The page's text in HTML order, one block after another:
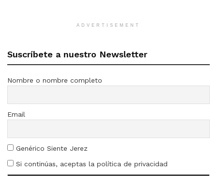
ADVERTISEMENT
Suscríbete a nuestro Newsletter
Nombre o nombre completo
Email
Genérico Siente Jerez
Si continúas, aceptas la política de privacidad